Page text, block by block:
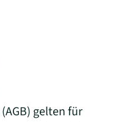
gelten für